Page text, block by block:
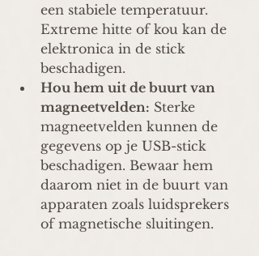
een stabiele temperatuur.
Extreme hitte of kou kan de
elektronica in de stick
beschadigen.
Hou hem uit de buurt van
magneetvelden: Sterke
magneetvelden kunnen de
gegevens op je USB-stick
beschadigen. Bewaar hem
daarom niet in de buurt van
apparaten zoals luidsprekers
of magnetische sluitingen.